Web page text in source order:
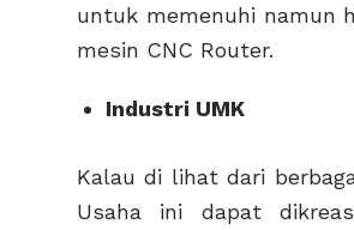
untuk memenuhi namun
mesin CNC Router.
Industri UMK
Kalau di lihat dari
Usaha ini dapat